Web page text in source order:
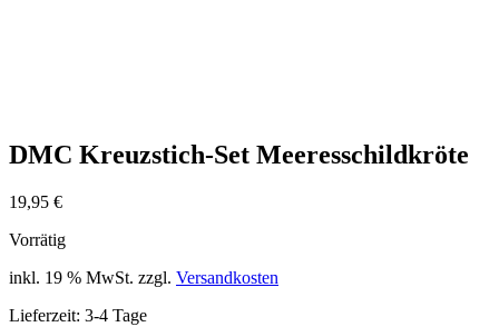
DMC Kreuzstich-Set Meeresschildkröte
19,95 €
Vorrätig
inkl. 19 % MwSt. zzgl. Versandkosten
Lieferzeit: 3-4 Tage